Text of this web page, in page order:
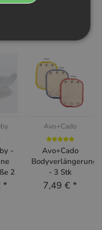
-
2
*
Avo+Cado
Avo+Cado
Bodyverlängerung
- 3 Stk
7,49 € *